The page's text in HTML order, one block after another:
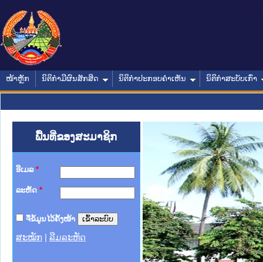
ໜ້າຫຼັກ ນິຕິກໍາມີຜົນສັກສິດ ນິຕິກໍາປະກອບຄໍາເຫັນ ນິຕິກໍາສະບັບເກົ່າ
ພື້ນທີ່ຂອງສະມາຊິກ
ອີເມລ *
ລະຫັດ *
ຈື່ຂໍ້ມູນໄວ້ຄັ້ງໜ້າ
ສະໝັກ ລືມລະຫັດ